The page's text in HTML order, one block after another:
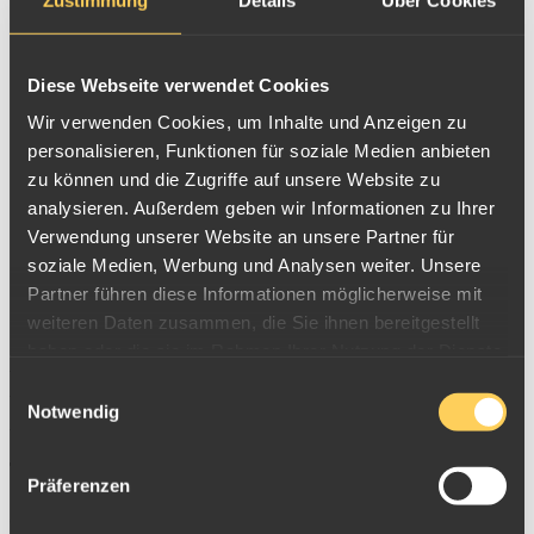
Diese Webseite verwendet Cookies
Wir verwenden Cookies, um Inhalte und Anzeigen zu
personalisieren, Funktionen für soziale Medien anbieten
zu können und die Zugriffe auf unsere Website zu
analysieren. Außerdem geben wir Informationen zu Ihrer
Verwendung unserer Website an unsere Partner für
soziale Medien, Werbung und Analysen weiter. Unsere
Partner führen diese Informationen möglicherweise mit
weiteren Daten zusammen, die Sie ihnen bereitgestellt
Notwendig
Präferenzen
Formular werden ausschließlich für den damit verbundenen
Captcha*
Die mit einem Stern (*) gekennzeichneten Felder sind Pflichtfelder.
Wenn Sie uns persönlich in unserem Scheidgutannahmecenter
vereinbaren Sie bitte stets zuvor einen